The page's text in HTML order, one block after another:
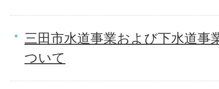
三田市水道事業および下水道事
ついて